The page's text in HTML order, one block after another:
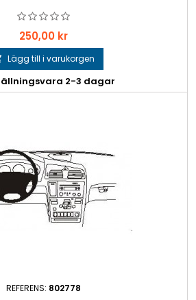
Pris
250,00 kr
Lägg till i varukorgen
2-3 dagar
REFERENS: 802778